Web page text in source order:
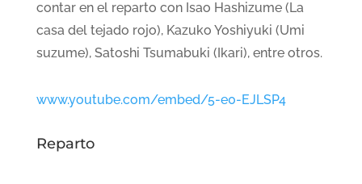
contar en el reparto con Isao Hashizume (La
casa del tejado rojo), Kazuko Yoshiyuki (Umi
suzume), Satoshi Tsumabuki (Ikari), entre otros.
www.youtube.com/embed/5-e0-EJLSP4
Reparto